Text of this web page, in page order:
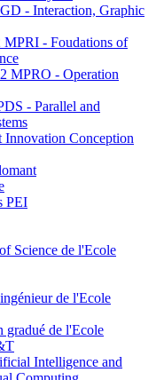
- Interaction, Graphic
- Foudations of
MPRO - Operation
- Parallel and
Conception
PEI
Science de l'Ecole
de l'Ecole
gradué de l'Ecole
Intelligence and